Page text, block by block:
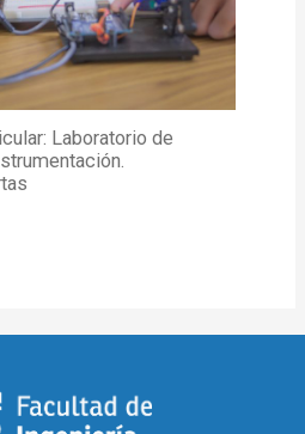
Laboratorio de